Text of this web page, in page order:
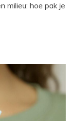
milieu: hoe pak je